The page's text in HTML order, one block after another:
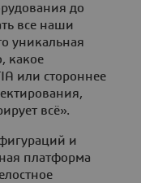
до
все наши
уникальная
какое
или стороннее
всё».
и
платформа